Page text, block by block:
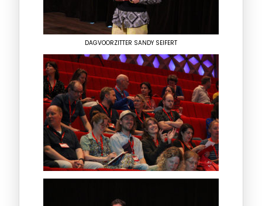
DAGVOORZITTER SANDY SEIFERT